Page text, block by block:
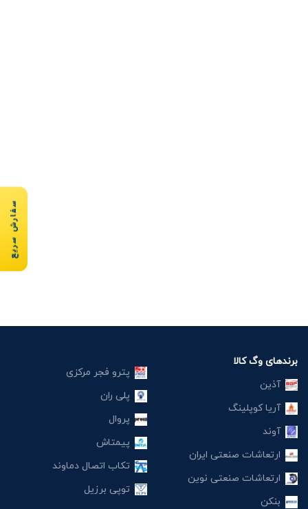
برندهای وگ کالا
آذین
آریا کوپلینگ
آوند
ارتعاشات صنعتی ایران
ارتعاشات صنعتی نوین
بنکن
پترو فجر مرکزی
پلی ران
پروال
پیمتاش
تکاب اتصال دماوند
توپی برزیل
سفارش سریع